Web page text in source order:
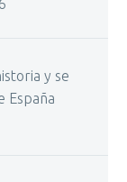
y se
España